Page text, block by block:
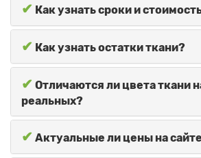
✔ Как узнать сроки и
✔ Как узнать остатки ткани?
✔ Отличаются ли цвета ткани
реальных?
✔ Актуальные ли цены на